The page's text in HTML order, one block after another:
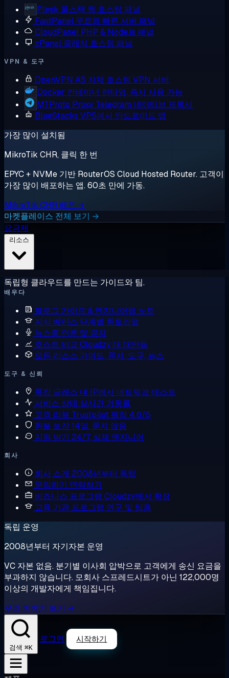
Plesk 풀스택 웹 호스팅 패널
FastPanel 무료의 빠른 서버 패널
CloudPanel PHP & Node.js 패널
cPanel 클래식 호스팅 패널
VPN & 도구
OpenVPN AS 자체 호스팅 VPN 서버
Docker 컨테이너 런타임, 즉시 사용 가능
MTProto Proxy Telegram 네이티브 프록시
BlueStacks VPS에서 안드로이드 앱
가장 많이 설치됨
MikroTik CHR, 클릭 한 번
EPYC + NVMe 기반 RouterOS Cloud Hosted Router. 고객이
가장 많이 배포하는 앱. 60초 만에 가동.
MikroTik CHR 배포 →
마켓플레이스 전체 보기 →
요금제
독립형 클라우드를 만드는 가이드와 팀.
배우다
블로그 가이드 & 엔지니어링 노트
지식 베이스 단계별 튜토리얼
뉴스룸 언론 및 공지
호스트 비교 Cloudzy 대 대안들
모든 리소스 가이드, 문서, 도구, 뉴스
도구 & 신뢰
룩킹 글래스 내 IP에서 네트워크 테스트
서비스 상태 실시간 가동률
고객 리뷰 Trustpilot 평점 4.6/5
환불 보장14일, 묻지 않음
지원 받기 24/7, 실제 엔지니어
회사
회사 소개 2008년부터 독립
문의하기 연락하기
비즈니스 프로그램 Cloudzy에서 확장
교육 기관 프로그램 연구 및 팀용
독립 운영
2008년부터 자기자본 운영
VC 자본 없음. 분기별 이사회 압박으로 고객에게 송신 요금을
부과하지 않습니다. 모회사 스프레드시트가 아닌 122,000명
이상의 개발자에게 책임집니다.
우리 이야기 보기 →
검색 ⌘K
로그인 시작하기